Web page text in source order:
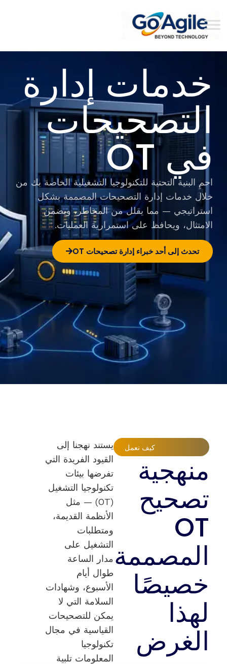
خدمات إدارة
التصحيحات
في OT
احمِ البنية التحتية للتكنولوجيا التشغيلية الخاصة بك من
خلال خدمات إدارة التصحيحات المصممة بشكل
استراتيجي — مما يقلل من المخاطر، ويضمن
الامتثال، ويحافظ على استمرارية العمليات.
تحدث إلى أحد خبراء إدارة تصحيحات OT
كيف نعمل
منهجية
تصحيح
OT
المصممة
خصيصًا
لهذا
الغرض
يستند نهجنا إلى
القيود الفريدة التي
تفرضها بيئات
تكنولوجيا التشغيل
(OT) — مثل
الأنظمة القديمة،
ومتطلبات
التشغيل على
مدار الساعة
طوال أيام
الأسبوع، وشهادات
السلامة التي لا
يمكن للتصحيحات
القياسية في مجال
تكنولوجيا
المعلومات تلبية